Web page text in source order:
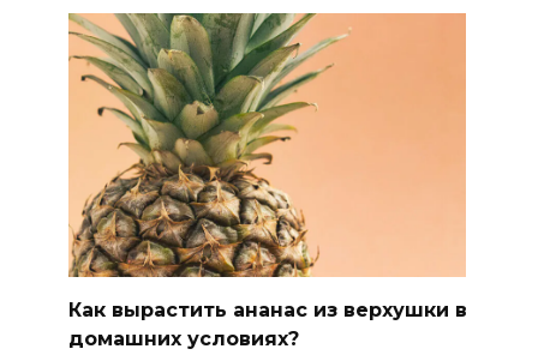
Как вырастить ананас из верхушки в
домашних условиях?